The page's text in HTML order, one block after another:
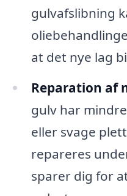
gulvafslibning
at det nye lag
Reparation af
gulv har
eller svage
repareres
sparer dig for